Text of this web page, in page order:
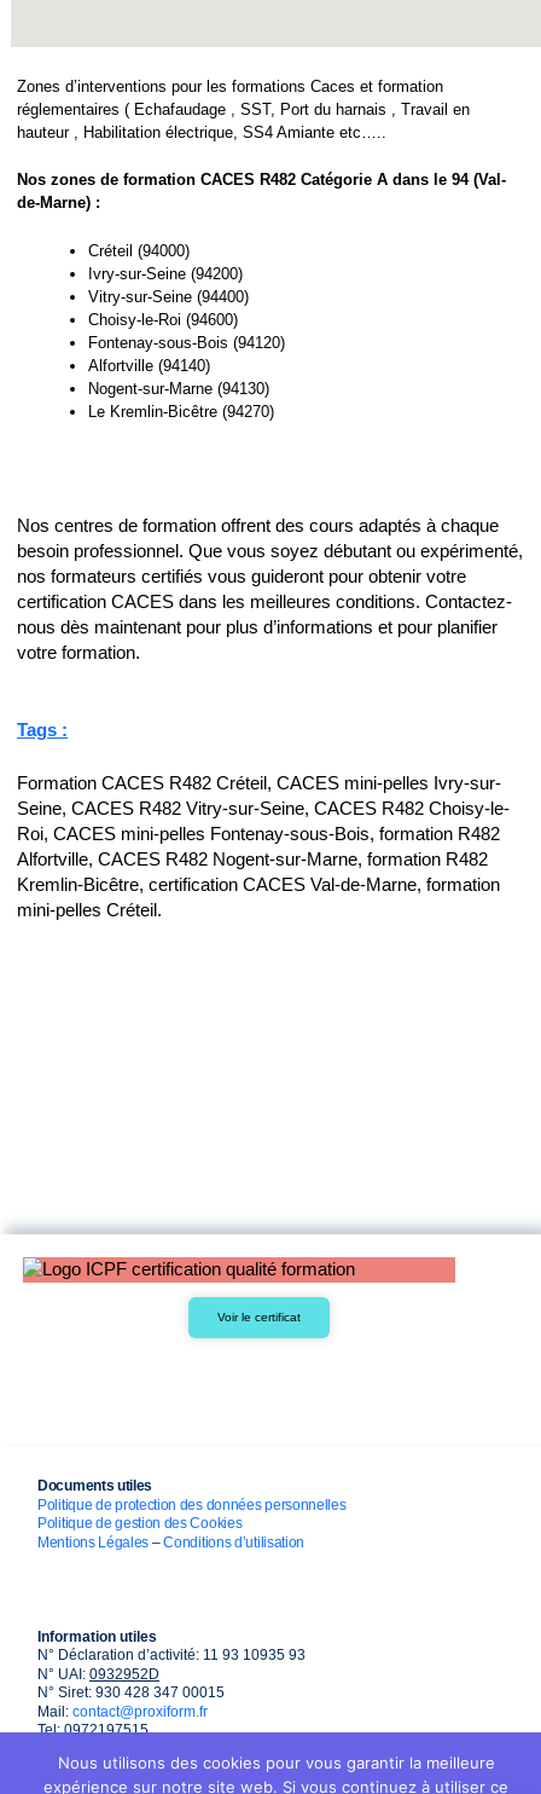
Zones d’interventions pour les formations Caces et formation
réglementaires ( Echafaudage , SST, Port du harnais , Travail en
hauteur , Habilitation électrique, SS4 Amiante etc…..
Nos zones de formation CACES R482 Catégorie A dans le 94 (Val-
de-Marne) :
Créteil (94000)
Ivry-sur-Seine (94200)
Vitry-sur-Seine (94400)
Choisy-le-Roi (94600)
Fontenay-sous-Bois (94120)
Alfortville (94140)
Nogent-sur-Marne (94130)
Le Kremlin-Bicêtre (94270)
Nos centres de formation offrent des cours adaptés à chaque
besoin professionnel. Que vous soyez débutant ou expérimenté,
nos formateurs certifiés vous guideront pour obtenir votre
certification CACES dans les meilleures conditions. Contactez-
nous dès maintenant pour plus d’informations et pour planifier
votre formation.
Tags :
Formation CACES R482 Créteil, CACES mini-pelles Ivry-sur-
Seine, CACES R482 Vitry-sur-Seine, CACES R482 Choisy-le-
Roi, CACES mini-pelles Fontenay-sous-Bois, formation R482
Alfortville, CACES R482 Nogent-sur-Marne, formation R482
Kremlin-Bicêtre, certification CACES Val-de-Marne, formation
mini-pelles Créteil.
Voir le certificat
Documents utiles
Politique de protection des données personnelles
Politique de gestion des Cookies
Mentions Légales –Conditions d’utilisation
Information utiles
N° Déclaration d’activité: 11 93 10935 93
N° UAI: 0932952D
N° Siret: 930 428 347 00015
Mail: contact@proxiform.fr
Tel: 0972197515
Nous utilisons des cookies pour vous garantir la meilleure
expérience sur notre site web. Si vous continuez à utiliser ce